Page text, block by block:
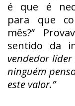
é que é
para que
mês?”
sentido da
vendedor líder
ninguém
este valor.”